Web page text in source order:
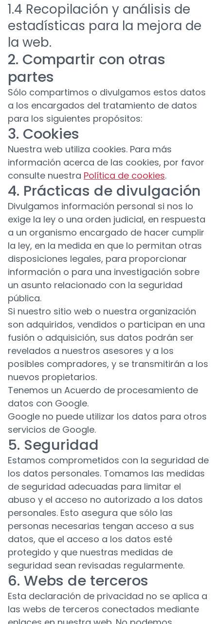
1.4 Recopilación y análisis de
estadísticas para la mejora de
la web.
2. Compartir con otras
partes
Sólo compartimos o divulgamos estos datos
a los encargados del tratamiento de datos
para los siguientes propósitos:
3. Cookies
Nuestra web utiliza cookies. Para más
información acerca de las cookies, por favor
consulte nuestra Política de cookies.
4. Prácticas de divulgación
Divulgamos información personal si nos lo
exige la ley o una orden judicial, en respuesta
a un organismo encargado de hacer cumplir
la ley, en la medida en que lo permitan otras
disposiciones legales, para proporcionar
información o para una investigación sobre
un asunto relacionado con la seguridad
pública.
Si nuestro sitio web o nuestra organización
son adquiridos, vendidos o participan en una
fusión o adquisición, sus datos podrán ser
revelados a nuestros asesores y a los
posibles compradores, y se transmitirán a los
nuevos propietarios.
Tenemos un Acuerdo de procesamiento de
datos con Google.
Google no puede utilizar los datos para otros
servicios de Google.
5. Seguridad
Estamos comprometidos con la seguridad de
los datos personales. Tomamos las medidas
de seguridad adecuadas para limitar el
abuso y el acceso no autorizado a los datos
personales. Esto asegura que sólo las
personas necesarias tengan acceso a sus
datos, que el acceso a los datos esté
protegido y que nuestras medidas de
seguridad sean revisadas regularmente.
6. Webs de terceros
Esta declaración de privacidad no se aplica a
las webs de terceros conectados mediante